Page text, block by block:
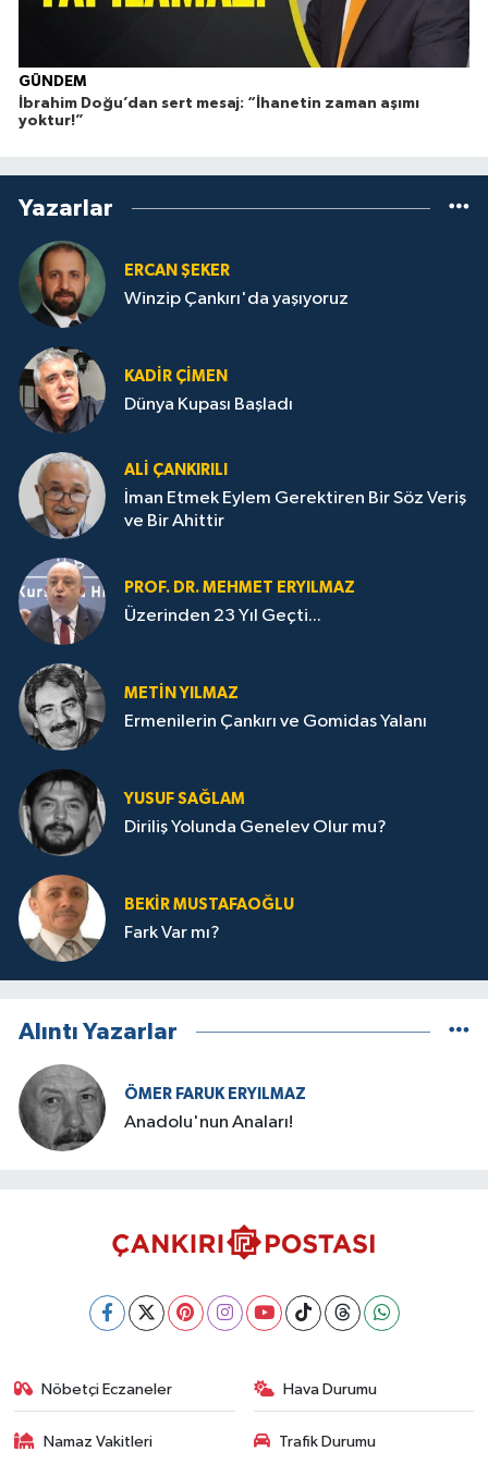
GÜNDEM
İbrahim Doğu’dan sert mesaj: “İhanetin zaman aşımı
yoktur!”
Yazarlar
ERCAN ŞEKER
Winzip Çankırı'da yaşıyoruz
KADIR ÇIMEN
Dünya Kupası Başladı
ALI ÇANKIRILI
İman Etmek Eylem Gerektiren Bir Söz Veriş
ve Bir Ahittir
PROF. DR. MEHMET ERYILMAZ
Üzerinden 23 Yıl Geçti...
METIN YILMAZ
Ermenilerin Çankırı ve Gomidas Yalanı
YUSUF SAĞLAM
Diriliş Yolunda Genelev Olur mu?
BEKIR MUSTAFAOĞLU
Fark Var mı?
Alıntı Yazarlar
ÖMER FARUK ERYILMAZ
Anadolu'nun Anaları!
Nöbetçi Eczaneler Hava Durumu
Namaz Vakitleri Trafik Durumu